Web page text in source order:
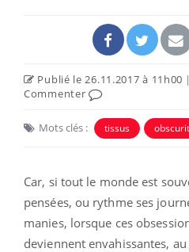
Publié le 26.11.2017 à 11h00
Commenter
Mots clés : tissus
Car, si tout le monde est
pensées, ou rythme ses
manies, lorsque ces
deviennent envahissantes,